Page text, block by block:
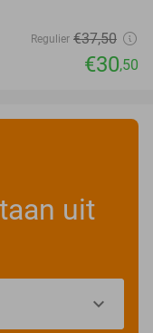
Regulier €37,50
€30,50
uit